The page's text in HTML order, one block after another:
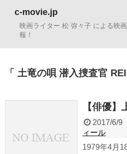
c-movie.jp
映画ライター 松 弥々子 による映
報！
土竜の唄 潜入捜査官
【俳優】
2017/6/9
ィール
1979年4月